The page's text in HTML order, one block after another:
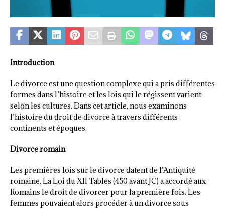
Introduction
Le divorce est une question complexe qui a pris différentes
formes dans l’histoire et les lois qui le régissent varient
selon les cultures. Dans cet article, nous examinons
l’histoire du droit de divorce à travers différents
continents et époques.
Divorce romain
Les premières lois sur le divorce datent de l’Antiquité
romaine. La Loi du XII Tables (450 avant JC) a accordé aux
Romains le droit de divorcer pour la première fois. Les
femmes pouvaient alors procéder à un divorce sous